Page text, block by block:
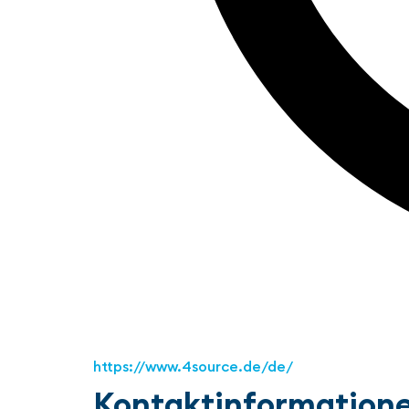
https://www.4source.de/de/